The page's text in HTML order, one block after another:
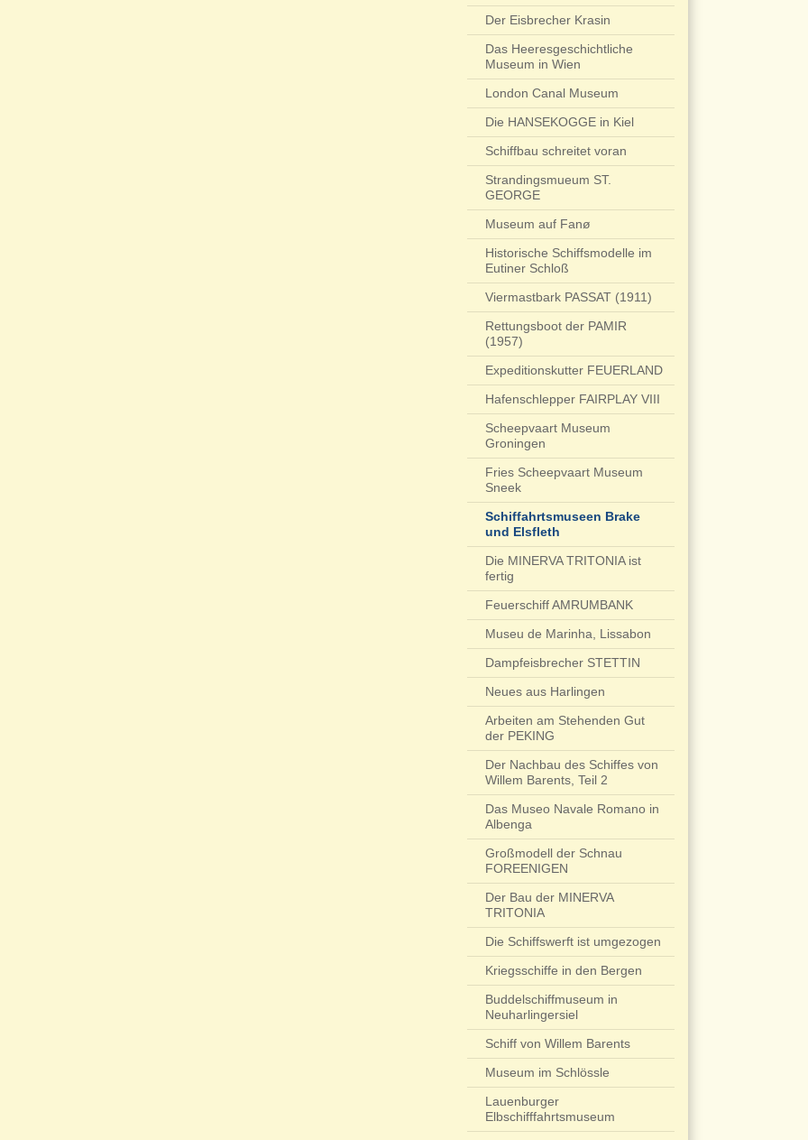
Der Eisbrecher Krasin
Das Heeresgeschichtliche
Museum in Wien
London Canal Museum
Die HANSEKOGGE in Kiel
Schiffbau schreitet voran
Strandingsmueum ST.
GEORGE
Museum auf Fanø
Historische Schiffsmodelle im
Eutiner Schloß
Viermastbark PASSAT (1911)
Rettungsboot der PAMIR
(1957)
Expeditionskutter FEUERLAND
Hafenschlepper FAIRPLAY VIII
Scheepvaart Museum
Groningen
Fries Scheepvaart Museum
Sneek
Schiffahrtsmuseen Brake
und Elsfleth
Die MINERVA TRITONIA ist
fertig
Feuerschiff AMRUMBANK
Museu de Marinha, Lissabon
Dampfeisbrecher STETTIN
Neues aus Harlingen
Arbeiten am Stehenden Gut
der PEKING
Der Nachbau des Schiffes von
Willem Barents, Teil 2
Das Museo Navale Romano in
Albenga
Großmodell der Schnau
FOREENIGEN
Der Bau der MINERVA
TRITONIA
Die Schiffswerft ist umgezogen
Kriegsschiffe in den Bergen
Buddelschiffmuseum in
Neuharlingersiel
Schiff von Willem Barents
Museum im Schlössle
Lauenburger
Elbschifffahrtsmuseum